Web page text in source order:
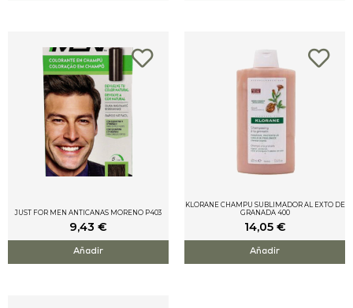
JUST FOR MEN ANTICANAS MORENO P403
9,43 €
Añadir
KLORANE CHAMPU SUBLIMADOR AL EXTO DE
GRANADA 400
14,05 €
Añadir